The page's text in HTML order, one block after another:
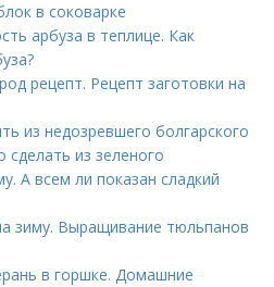
в соковарке
арбуза в теплице. Как
рецепт. Рецепт заготовки на
из недозревшего болгарского
из зеленого
А всем ли показан сладкий
зиму. Выращивание тюльпанов
в горшке. Домашние